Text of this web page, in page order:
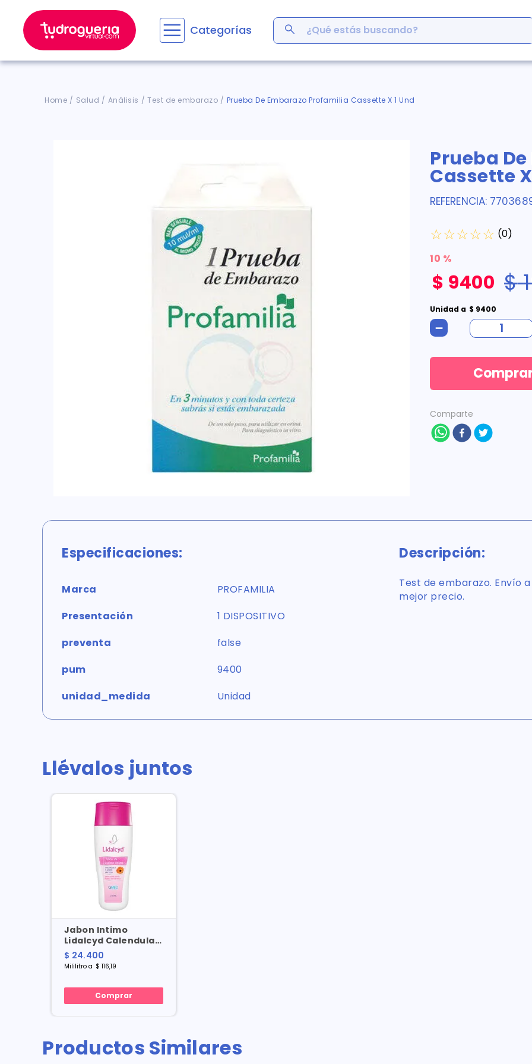
Categorías
¿Qué estás buscando?
Salud Análisis Test de embarazo Prueba De Embarazo Profamilia Cassette X 1 Und
Prueba
Cassette
REFERENCIA:
☆☆☆☆☆ (0)
10 %
$
$ 9400
Unidad a $ 9400
－
Comparte
Especificaciones:
Marca
PROFAMILIA
Presentación
1 DISPOSITIVO
preventa
false
pum
9400
unidad_medida
Unidad
Descripción:
Test de embarazo. Envío
mejor precio.
Llévalos juntos
Jabon Intimo
Lidalcyd Calendula Y
Acido Lactico X 210
Ml
$ 24.400
Mililitro a $ 116,19
Comprar
Productos Similares
.
acerumen
8.